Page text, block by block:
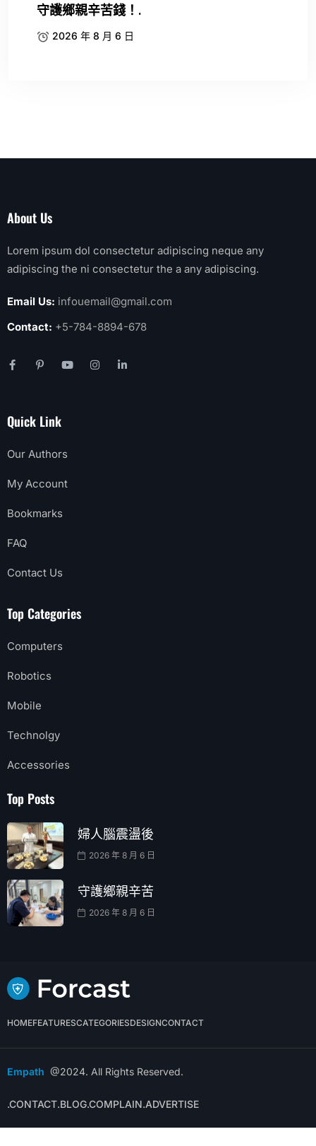
守護鄉親辛苦錢！.
2026 年 8 月 6 日
About Us
Lorem ipsum dol consectetur adipiscing neque any
adipiscing the ni consectetur the a any adipiscing.
Email Us: infouemail@gmail.com
Contact: +5-784-8894-678
Quick Link
Our Authors
My Account
Bookmarks
FAQ
Contact Us
Top Categories
Computers
Robotics
Mobile
Technolgy
Accessories
Top Posts
婦人腦震盪後
2026 年 8 月 6 日
守護鄉親辛苦
2026 年 8 月 6 日
HOMEFEATURESCATEGORIESDESIGNCONTACT
Empath @2024. All Rights Reserved.
.CONTACT.BLOG.COMPLAIN.ADVERTISE